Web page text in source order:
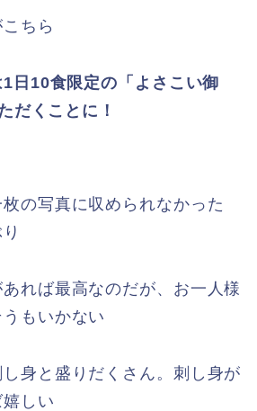
ちら
日10食限定の「よさこい御
だくことに！
の写真に収められなかった
れば最高なのだが、お一人様
もいかない
身と盛りだくさん。刺し身が
しい